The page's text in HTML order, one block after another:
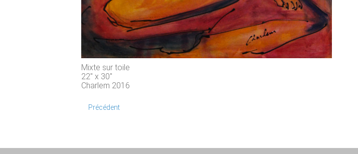
Mixte sur toile
22" x 30"
Charlem 2016
Précédent